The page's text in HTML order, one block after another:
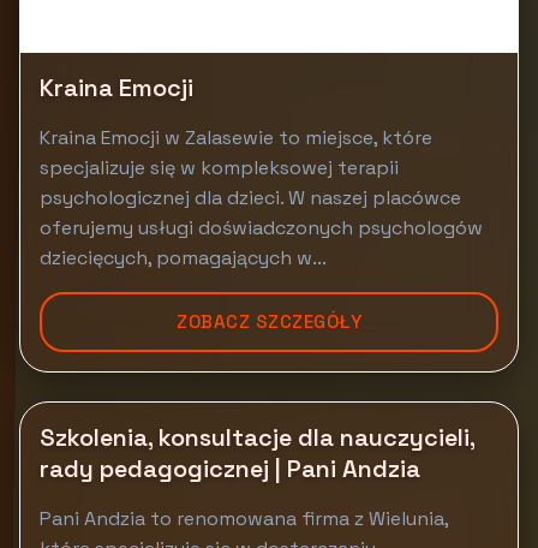
Kraina Emocji
Kraina Emocji w Zalasewie to miejsce, które
specjalizuje się w kompleksowej terapii
psychologicznej dla dzieci. W naszej placówce
oferujemy usługi doświadczonych psychologów
dziecięcych, pomagających w...
ZOBACZ SZCZEGÓŁY
Szkolenia, konsultacje dla nauczycieli,
rady pedagogicznej | Pani Andzia
Pani Andzia to renomowana firma z Wielunia,